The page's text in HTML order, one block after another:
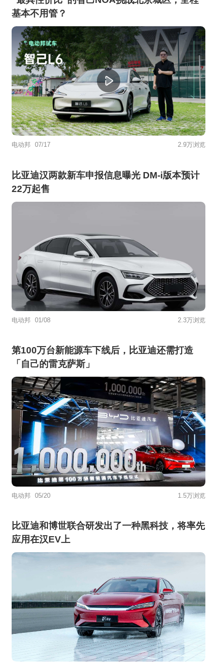
基本不用管？
电动邦 07/17 2.9万浏览
比亚迪汉两款新车申报信息曝光 DM-i版本预计
22万起售
电动邦 01/08 2.3万浏览
第100万台新能源车下线后，比亚迪还需打造
「自己的雷克萨斯」
电动邦 05/20 1.5万浏览
比亚迪和博世联合研发出了一种黑科技，将率先
应用在汉EV上